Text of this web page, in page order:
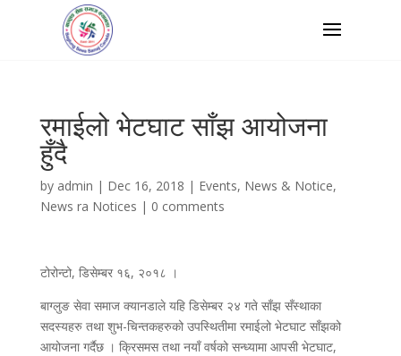
रमाईलो भेटघाट साँझ आयोजना
हुँदै
by admin | Dec 16, 2018 | Events, News & Notice,
News ra Notices | 0 comments
टोरोन्टो, डिसेम्बर १६, २०१८ ।
बाग्लुङ सेवा समाज क्यानडाले यहि डिसेम्बर २४ गते साँझ सँस्थाका
सदस्यहरु तथा शुभ-चिन्तकहरुको उपस्थितीमा रमाईलो भेटघाट साँझको
आयोजना गर्दैछ । क्रिसमस तथा नयाँ वर्षको सन्ध्यामा आपसी भेटघाट,